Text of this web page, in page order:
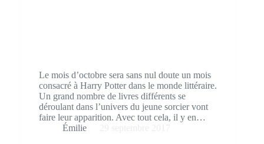
Le mois d’octobre sera sans nul doute un mois
consacré à Harry Potter dans le monde littéraire.
Un grand nombre de livres différents se
déroulant dans l’univers du jeune sorcier vont
faire leur apparition. Avec tout cela, il y en…
Émilie